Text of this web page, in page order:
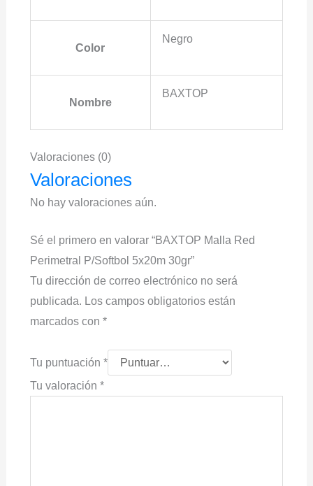
Color
Negro
Nombre
BAXTOP
Valoraciones (0)
Valoraciones
No hay valoraciones aún.
Sé el primero en valorar “BAXTOP Malla Red
Perimetral P/Softbol 5x20m 30gr”
Tu dirección de correo electrónico no será
publicada. Los campos obligatorios están
marcados con *
Tu puntuación *
Tu valoración *